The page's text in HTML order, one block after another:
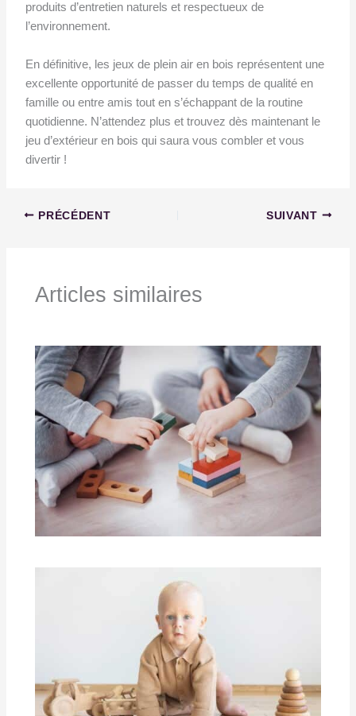
produits d’entretien naturels et respectueux de
l’environnement.
En définitive, les jeux de plein air en bois représentent une
excellente opportunité de passer du temps de qualité en
famille ou entre amis tout en s’échappant de la routine
quotidienne. N’attendez plus et trouvez dès maintenant le
jeu d’extérieur en bois qui saura vous combler et vous
divertir !
PRÉCÉDENT SUIVANT
Articles similaires